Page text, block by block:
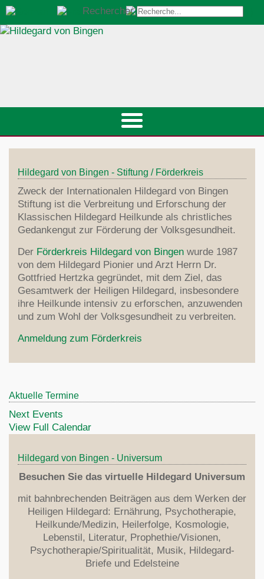
Rechercher
Hildegard von Bingen - Stiftung / Förderkreis
Zweck der Internationalen Hildegard von Bingen
Stiftung ist die Verbreitung und Erforschung der
Klassischen Hildegard Heilkunde als christliches
Gedankengut zur Förderung der Volksgesundheit.
Der Förderkreis Hildegard von Bingen wurde 1987
von dem Hildegard Pionier und Arzt Herrn Dr.
Gottfried Hertzka gegründet, mit dem Ziel, das
Gesamtwerk der Heiligen Hildegard, insbesondere
ihre Heilkunde intensiv zu erforschen, anzuwenden
und zum Wohl der Volksgesundheit zu verbreiten.
Anmeldung zum Förderkreis
Aktuelle Termine
Next Events
View Full Calendar
Hildegard von Bingen - Universum
Besuchen Sie das virtuelle Hildegard Universum
mit bahnbrechenden Beiträgen aus dem Werken der
Heiligen Hildegard: Ernährung, Psychotherapie,
Heilkunde/Medizin, Heilerfolge, Kosmologie,
Lebenstil, Literatur, Prophethie/Visionen,
Psychotherapie/Spiritualität, Musik, Hildegard-
Briefe und Edelsteine